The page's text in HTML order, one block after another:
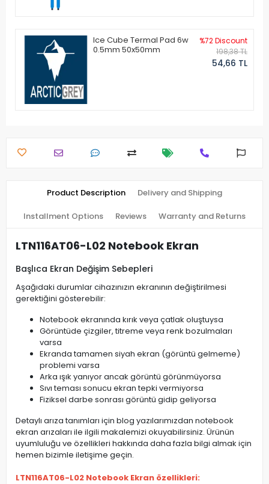
Ice Cube Termal Pad 6w
0.5mm 50x50mm
%72 Discount
198,38 TL
54,66 TL
Product Description Delivery and Shipping
Installment Options Reviews Warranty and Returns
LTN116AT06-L02 Notebook Ekran
Başlıca Ekran Değişim Sebepleri
Aşağıdaki durumlar cihazınızın ekranının değiştirilmesi
gerektiğini gösterebilir:
Notebook ekranında kırık veya çatlak oluştuysa
Görüntüde çizgiler, titreme veya renk bozulmaları
varsa
Ekranda tamamen siyah ekran (görüntü gelmeme)
problemi varsa
Arka ışık yanıyor ancak görüntü görünmüyorsa
Sıvı teması sonucu ekran tepki vermiyorsa
Fiziksel darbe sonrası görüntü gidip geliyorsa
Detaylı arıza tanımları için blog yazılarımızdan notebook
ekran arızaları ile ilgili makalemizi okuyabilirsiniz. Ürünün
uyumluluğu ve özellikleri hakkında daha fazla bilgi almak için
hemen bizimle iletişime geçin.
LTN116AT06-L02 Notebook Ekran özellikleri: